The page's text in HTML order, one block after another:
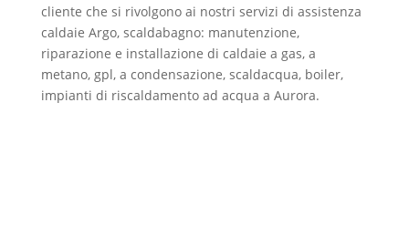
cliente che si rivolgono ai nostri servizi di assistenza
caldaie Argo, scaldabagno: manutenzione,
riparazione e installazione di caldaie a gas, a
metano, gpl, a condensazione, scaldacqua, boiler,
impianti di riscaldamento ad acqua a Aurora.